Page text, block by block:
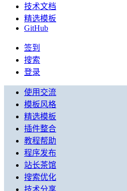
技术文档
精选模板
GitHub
签到
搜索
登录
使用交流
模板风格
精选模板
插件整合
教程帮助
程序发布
站长茶馆
搜索优化
技术分享